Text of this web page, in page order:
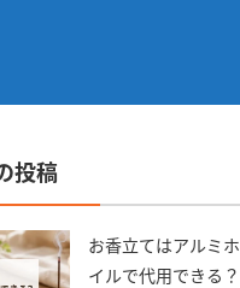
投稿
お香立てはアルミホ
イルで代用できる？